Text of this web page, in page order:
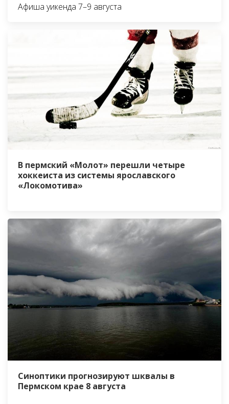
Афиша уикенда 7–9 августа
В пермский «Молот» перешли четыре
хоккеиста из системы ярославского
«Локомотива»
Синоптики прогнозируют шквалы в
Пермском крае 8 августа